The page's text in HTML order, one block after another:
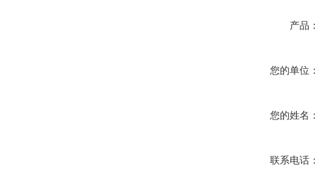
产品
您的单位
您的姓名
联系电话